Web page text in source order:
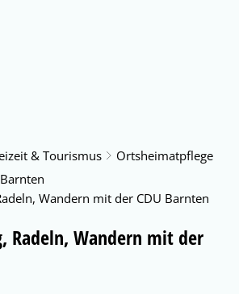
& Tourismus
Ortsheimatpflege
Wandern mit der CDU Barnten
Radeln, Wandern mit der